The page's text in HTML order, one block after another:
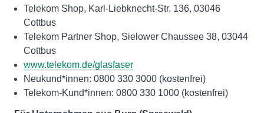
Telekom Shop, Karl-Liebknecht-Str. 136, 03046
Cottbus
Telekom Partner Shop, Sielower Chaussee 38, 03044
Cottbus
www.telekom.de/glasfaser
Neukund*innen: 0800 330 3000 (kostenfrei)
Telekom-Kund*innen: 0800 330 1000 (kostenfrei)